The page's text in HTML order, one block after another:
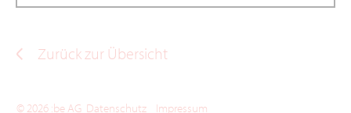
Zurück zur Übersicht
© 2026 :be AG Datenschutz Impressum